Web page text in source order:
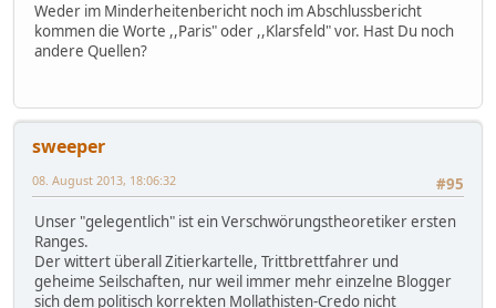
Weder im Minderheitenbericht noch im Abschlussbericht
kommen die Worte ,,Paris" oder ,,Klarsfeld" vor. Hast Du noch
andere Quellen?
sweeper
#95
08. August 2013, 18:06:32
Unser "gelegentlich" ist ein Verschwörungstheoretiker ersten
Ranges.
Der wittert überall Zitierkartelle, Trittbrettfahrer und
geheime Seilschaften, nur weil immer mehr einzelne Blogger
sich dem politisch korrekten Mollathisten-Credo nicht